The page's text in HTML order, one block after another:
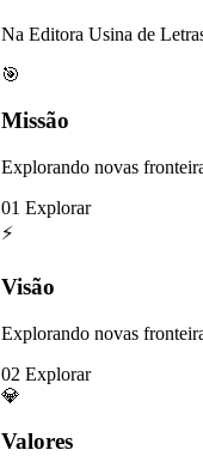
Na Editora Usina de
🎯
Missão
Explorando novas
01 Explorar
⚡
Visão
Explorando novas
02 Explorar
💎
Valores